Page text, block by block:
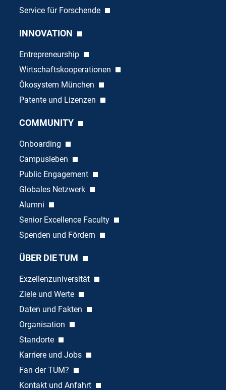
Service für Forschende
INNOVATION
Entrepreneurship
Wirtschaftskooperationen
Ökosystem München
Patente und Lizenzen
COMMUNITY
Onboarding
Campusleben
Public Engagement
Globales Netzwerk
Alumni
Senior Excellence Faculty
Spenden und Fördern
ÜBER DIE TUM
Exzellenzuniversität
Ziele und Werte
Daten und Fakten
Organisation
Standorte
Karriere und Jobs
Fan der TUM?
Kontakt und Anfahrt